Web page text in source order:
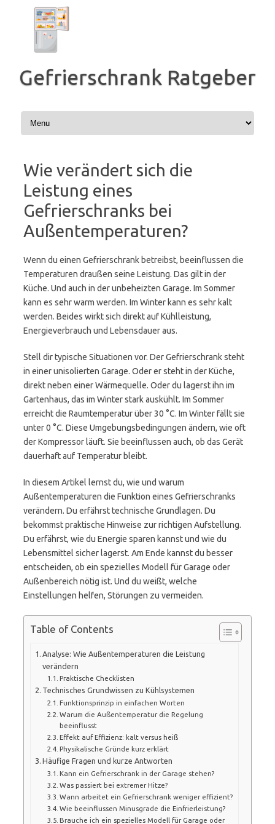
springen
Gefrierschrank Ratgeber
Wie verändert sich die
Leistung eines
Gefrierschranks bei
Außentemperaturen?
Wenn du einen Gefrierschrank betreibst, beeinflussen die
Temperaturen draußen seine Leistung. Das gilt in der
Küche. Und auch in der unbeheizten Garage. Im Sommer
kann es sehr warm werden. Im Winter kann es sehr kalt
werden. Beides wirkt sich direkt auf Kühlleistung,
Energieverbrauch und Lebensdauer aus.
Stell dir typische Situationen vor. Der Gefrierschrank steht
in einer unisolierten Garage. Oder er steht in der Küche,
direkt neben einer Wärmequelle. Oder du lagerst ihn im
Gartenhaus, das im Winter stark auskühlt. Im Sommer
erreicht die Raumtemperatur über 30 °C. Im Winter fällt sie
unter 0 °C. Diese Umgebungsbedingungen ändern, wie oft
der Kompressor läuft. Sie beeinflussen auch, ob das Gerät
dauerhaft auf Temperatur bleibt.
In diesem Artikel lernst du, wie und warum
Außentemperaturen die Funktion eines Gefrierschranks
verändern. Du erfährst technische Grundlagen. Du
bekommst praktische Hinweise zur richtigen Aufstellung.
Du erfährst, wie du Energie sparen kannst und wie du
Lebensmittel sicher lagerst. Am Ende kannst du besser
entscheiden, ob ein spezielles Modell für Garage oder
Außenbereich nötig ist. Und du weißt, welche
Einstellungen helfen, Störungen zu vermeiden.
Table of Contents
Analyse: Wie Außentemperaturen die Leistung
verändern
Praktische Checklisten
Technisches Grundwissen zu Kühlsystemen
Funktionsprinzip in einfachen Worten
Warum die Außentemperatur die Regelung
beeinflusst
Effekt auf Effizienz: kalt versus heiß
Physikalische Gründe kurz erklärt
Häufige Fragen und kurze Antworten
Kann ein Gefrierschrank in der Garage stehen?
Was passiert bei extremer Hitze?
Wann arbeitet ein Gefrierschrank weniger effizient?
Wie beeinflussen Minusgrade die Einfrierleistung?
Brauche ich ein spezielles Modell für Garage oder